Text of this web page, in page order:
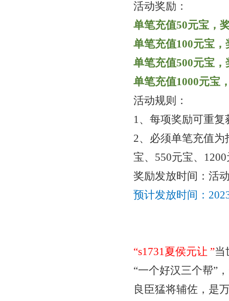
活动奖励：
单笔充值50元宝，
单笔充值100元宝
单笔充值500元宝
单笔充值1000元宝
活动规则：
1、每项奖励可重
2、必须单笔充值
宝、550元宝、
奖励发放时间：活
预计发放时间：
“s1731夏侯元让”当
“一个好汉三个帮”
良臣猛将辅佐，是